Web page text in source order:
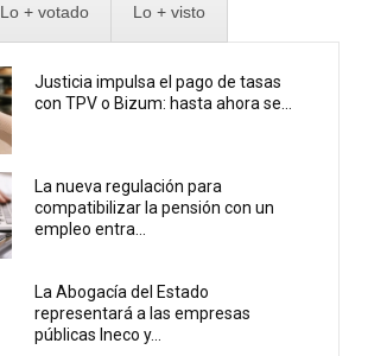
Lo + votado Lo + visto
Justicia impulsa el pago de tasas
con TPV o Bizum: hasta ahora se...
La nueva regulación para
compatibilizar la pensión con un
empleo entra...
La Abogacía del Estado
representará a las empresas
públicas Ineco y...